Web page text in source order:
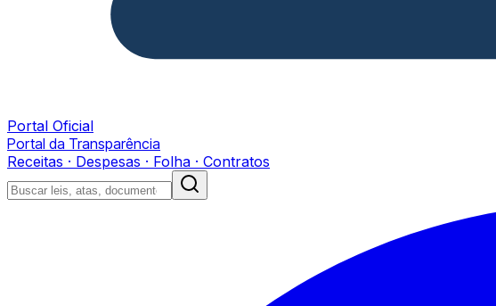
Portal Oficial
Portal da Transparência
Receitas · Despesas · Folha · Contratos